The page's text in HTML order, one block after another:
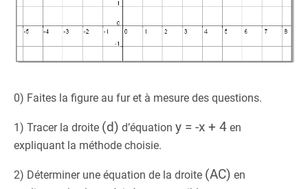
0) Faites la figure au fur et à mesure des questions.
1) Tracer la droite (d) d’équation y = -x + 4 en
expliquant la méthode choisie.
2) Déterminer une équation de la droite (AC) en